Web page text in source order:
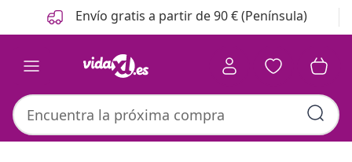
Anterior
Siguiente Envío gratis a partir de 90 € (Península)